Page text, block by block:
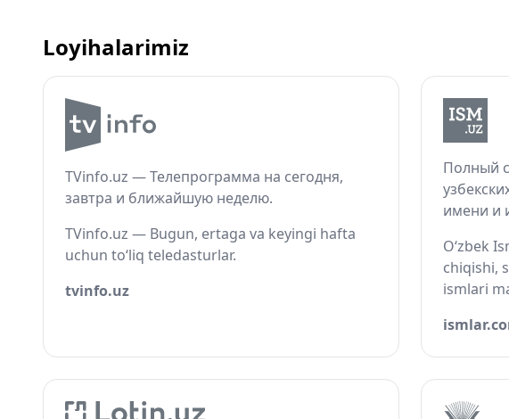
Loyihalarimiz
TVinfo.uz — Телепрограмма на сегодня,
завтра и ближайшую неделю.
TVinfo.uz — Bugun, ertaga va keyingi hafta
uchun to‘liq teledasturlar.
tvinfo.uz
Полный
имени и
O‘zbek
chiqishi,
ismlari